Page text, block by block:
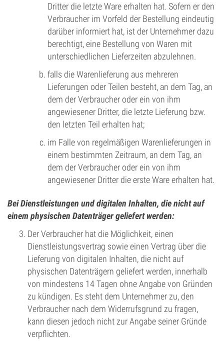
Dritter die letzte Ware erhalten hat. Sofern er den
Verbraucher im Vorfeld der Bestellung eindeutig
darüber informiert hat, ist der Unternehmer dazu
berechtigt, eine Bestellung von Waren mit
unterschiedlichen Lieferzeiten abzulehnen.
falls die Warenlieferung aus mehreren
Lieferungen oder Teilen besteht, an dem Tag, an
dem der Verbraucher oder ein von ihm
angewiesener Dritter, die letzte Lieferung bzw.
den letzten Teil erhalten hat;
im Falle von regelmäßigen Warenlieferungen in
einem bestimmten Zeitraum, an dem Tag, an
dem der Verbraucher oder ein von ihm
angewiesener Dritter die erste Ware erhalten hat.
Bei Dienstleistungen und digitalen Inhalten, die nicht auf
einem physischen Datenträger geliefert werden:
Der Verbraucher hat die Möglichkeit, einen
Dienstleistungsvertrag sowie einen Vertrag über die
Lieferung von digitalen Inhalten, die nicht auf
physischen Datenträgern geliefert werden, innerhalb
von mindestens 14 Tagen ohne Angabe von Gründen
zu kündigen. Es steht dem Unternehmer zu, den
Verbraucher nach dem Widerrufsgrund zu fragen,
kann diesen jedoch nicht zur Angabe seiner Gründe
verpflichten.